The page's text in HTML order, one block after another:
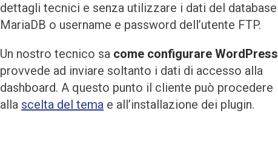
dettagli tecnici e senza utilizzare i dati del database
MariaDB o username e password dell’utente FTP.
Un nostro tecnico sa come configurare WordPress
provvede ad inviare soltanto i dati di accesso alla
dashboard. A questo punto il cliente può procedere
alla scelta del tema e all’installazione dei plugin.